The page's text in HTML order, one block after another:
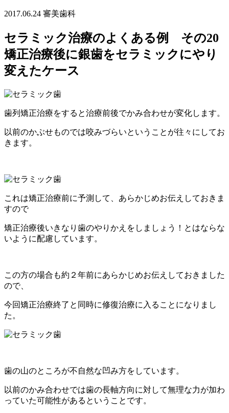
2017.06.24 審美歯科
セラミック治療のよくある例 その20
矯正治療後に銀歯をセラミックにやり
変えたケース
歯列矯正治療をすると治療前後でかみ合わせが変化します。
以前のかぶせものでは咬みづらいということが往々にしてお
きます。
これは矯正治療前に予測して、あらかじめお伝えしておきま
すので
矯正治療後いきなり歯のやりかえをしましょう！とはならな
いように配慮しています。
この方の場合も約２年前にあらかじめお伝えしておきました
ので、
今回矯正治療終了と同時に修復治療に入ることになりまし
た。
歯の山のところが不自然な凹み方をしています。
以前のかみ合わせでは歯の長軸方向に対して無理な力が加わ
っていた可能性があるということです。